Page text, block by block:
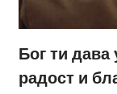
Бог ти дава
радост и